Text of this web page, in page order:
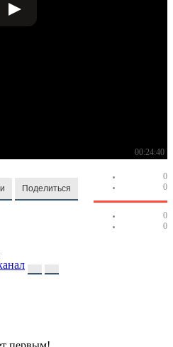
00:24:40
Поделиться
0
0
0
0